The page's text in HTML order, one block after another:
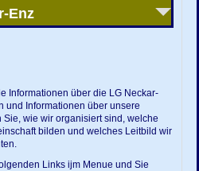
Enz
Informationen über die LG Neckar-
und Informationen über unsere
wie wir organisiert sind, welche
bilden und welches Leitbild wir
Links ijm Menue und Sie